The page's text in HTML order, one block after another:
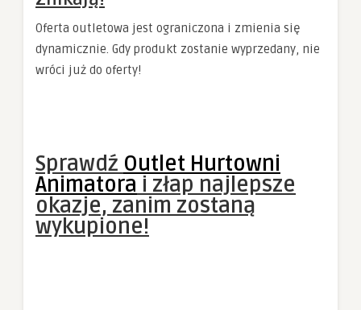
Oferta outletowa jest ograniczona i zmienia się
dynamicznie. Gdy produkt zostanie wyprzedany, nie
wróci już do oferty!
Sprawdź Outlet Hurtowni
Animatora i złap najlepsze
okazje, zanim zostaną
wykupione!